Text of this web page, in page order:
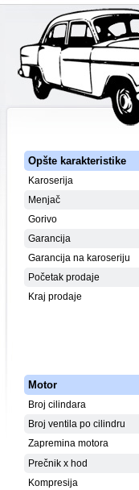
Opšte karakteristike
Karoserija
Menjač
Gorivo
Garancija
Garancija na karoseriju
Početak prodaje
Kraj prodaje
Motor
Broj cilindara
Broj ventila po cilindru
Zapremina motora
Prečnik x hod
Kompresija